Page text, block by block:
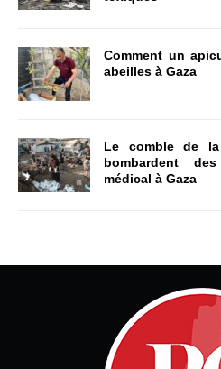
Comment un
abeilles à Gaza
Le comble de
bombardent
médical à Gaza